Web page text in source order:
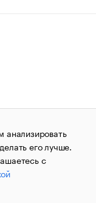
прав
Сообщения
надзору в сфере
номером ИА
Отдельные
анализировать
его лучше.
с